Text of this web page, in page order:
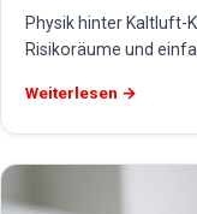
Physik hinter Kaltluft-
Risikoräume und
Weiterlesen →